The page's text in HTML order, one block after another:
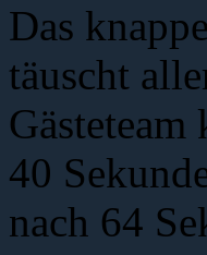
Das
täuscht
40
nach 64